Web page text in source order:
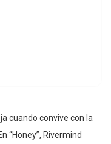
cuando convive con la
“Honey”, Rivermind